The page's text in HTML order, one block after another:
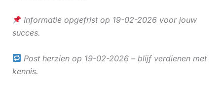
Informatie opgefrist op 19-02-2026 voor jouw
succes.
Post herzien op 19-02-2026 – blijf verdienen met
kennis.